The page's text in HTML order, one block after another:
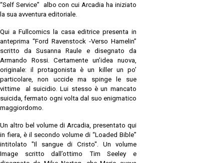
“Self Service” albo con cui Arcadia ha iniziato
la sua avventura editoriale.
Qui a Fullcomics la casa editrice presenta in
anteprima “Ford Ravenstock -Verso Hamelin”
scritto da Susanna Raule e disegnato da
Armando Rossi. Certamente un’idea nuova,
originale: il protagonista è un killer un po’
particolare, non uccide ma spinge le sue
vittime al suicidio. Lui stesso è un mancato
suicida, fermato ogni volta dal suo enigmatico
maggiordomo.
Un altro bel volume di Arcadia, presentato qui
in fiera, è il secondo volume di “Loaded Bible”
intitolato "Il sangue di Cristo". Un volume
Image scritto dall’ottimo Tim Seeley e